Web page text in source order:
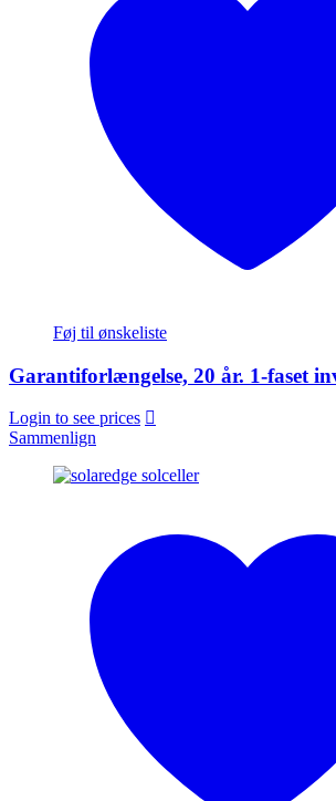
Føj til ønskeliste
Garantiforlængelse, 20 år. 1-faset
Login to see prices
Sammenlign